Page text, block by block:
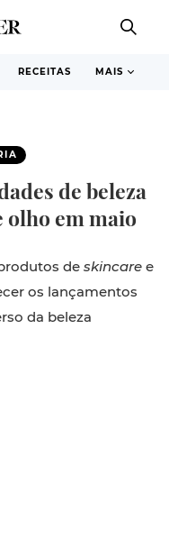
RECEITAS MAIS
de beleza
olho em maio
de skincare e
os lançamentos
da beleza